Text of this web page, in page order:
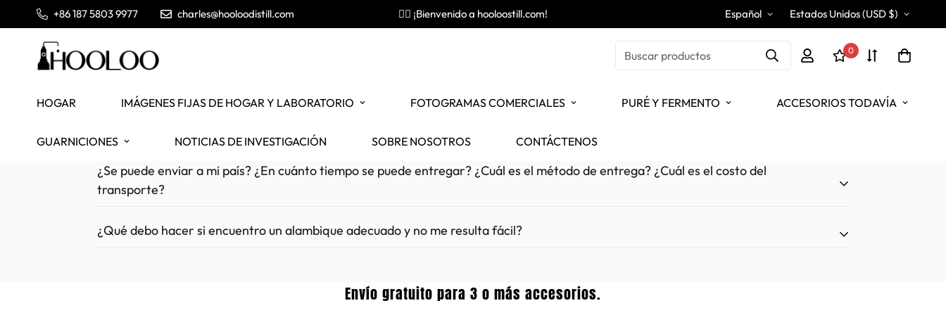
+86 187 5803 9977 charles@hooloodistill.com ✌🏼 ¡Bienvenido a hooloostill.com! Español Estados Unidos (USD $)
Buscar productos 0
HOGAR IMÁGENES FIJAS DE HOGAR Y LABORATORIO FOTOGRAMAS COMERCIALES PURÉ Y FERMENTO ACCESORIOS TODAVÍA
GUARNICIONES NOTICIAS DE INVESTIGACIÓN SOBRE NOSOTROS CONTÁCTENOS
¿Se puede enviar a mi país? ¿En cuánto tiempo se puede entregar? ¿Cuál es el método de entrega? ¿Cuál es el costo del
transporte?
Entrega global gratuita para destiladores de menos
¿Qué debo hacer si encuentro un alambique adecuado y no me resulta fácil?
2. Contáctanos directamente a través del Chat en la esquina inferior izquierda.
Envío gratuito para 3 o más accesorios.